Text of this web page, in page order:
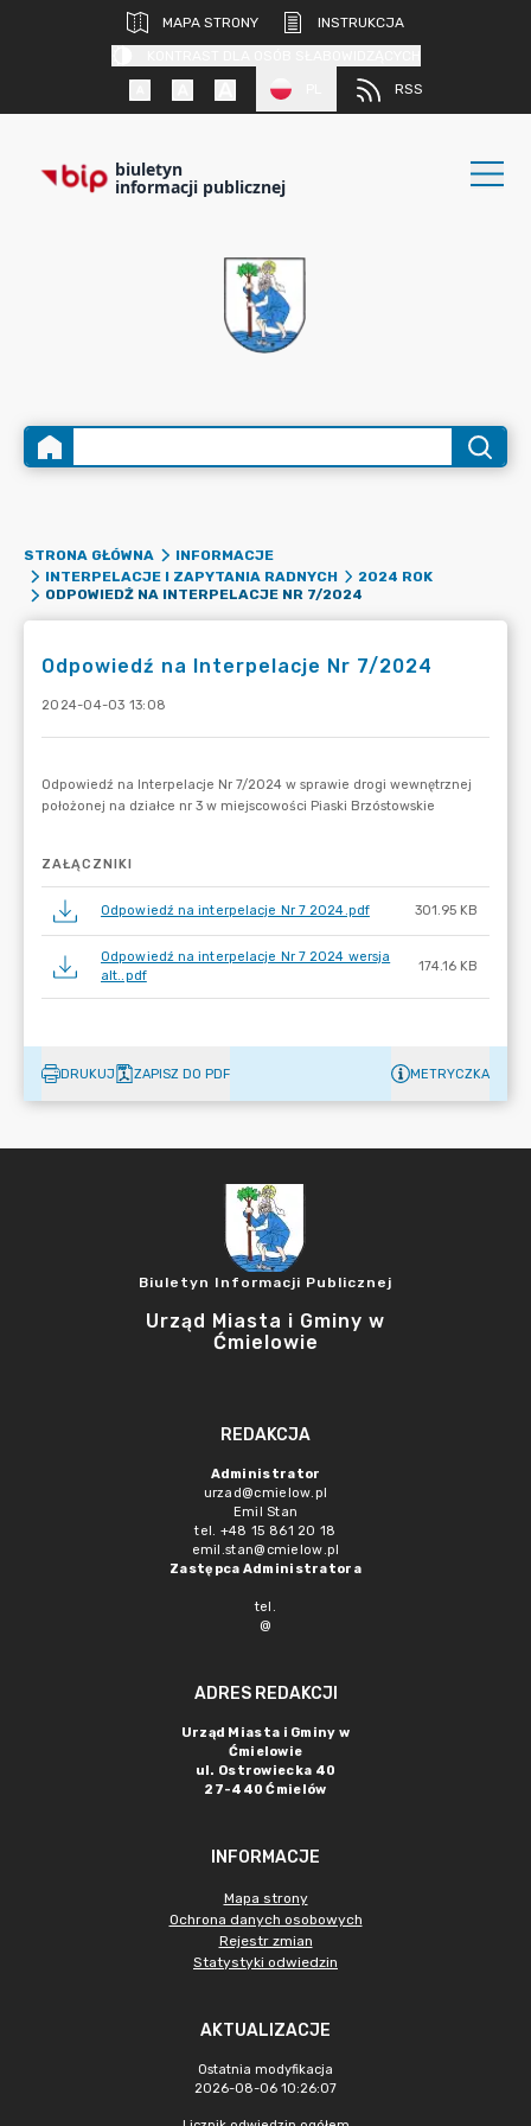
MAPA STRONY
INSTRUKCJA
RSS
biuletyn
informacji publicznej
STRONA GŁÓWNA
INFORMACJE
INTERPELACJE I ZAPYTANIA RADNYCH
2024 ROK
ODPOWIEDŹ NA INTERPELACJE NR 7/2024
Odpowiedź na Interpelacje Nr 7/2024
2024-04-03 13:08
ZAŁĄCZNIKI
Odpowiedź na interpelacje Nr 7 2024.pdf 301.95 KB
Odpowiedź na interpelacje Nr 7 2024 wersja
alt..pdf
174.16 KB
DRUKUJ ZAPISZ DO PDF METRYCZKA
Biuletyn Informacji Publicznej
Urząd Miasta i Gminy w
Ćmielowie
REDAKCJA
Administrator
urzad@cmielow.pl
Emil Stan
tel. +48 15 861 20 18
emil.stan@cmielow.pl
Zastępca Administratora
tel.
@
ADRES REDAKCJI
Urząd Miasta i Gminy w
Ćmielowie
ul. Ostrowiecka 40
27-440 Ćmielów
INFORMACJE
Mapa strony
Ochrona danych osobowych
Rejestr zmian
Statystyki odwiedzin
AKTUALIZACJE
Ostatnia modyfikacja
2026-08-06 10:26:07